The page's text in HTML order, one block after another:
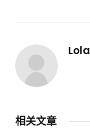
Lola
相关文章